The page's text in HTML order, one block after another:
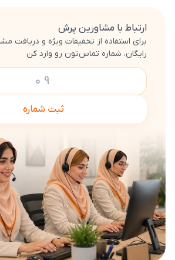
ارتباط با مشاورین پرش
برای استفاده از تخفیفات ویژه و دریافت
رایگان، شماره تماس‌تون رو وارد کن
ثبت شماره